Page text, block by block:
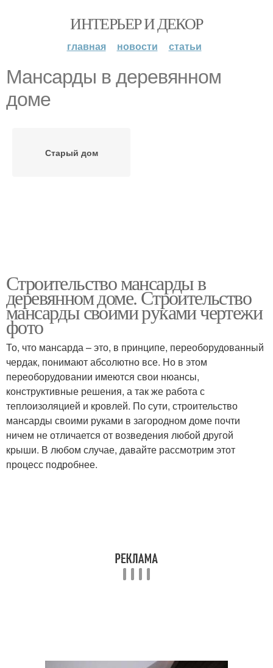
ИНТЕРЬЕР И ДЕКОР
главная новости статьи
Мансарды в деревянном
доме
Старый дом
Строительство мансарды в
деревянном доме. Строительство
мансарды своими руками чертежи
фото
То, что мансарда – это, в принципе, переоборудованный
чердак, понимают абсолютно все. Но в этом
переоборудовании имеются свои нюансы,
конструктивные решения, а так же работа с
теплоизоляцией и кровлей. По сути, строительство
мансарды своими руками в загородном доме почти
ничем не отличается от возведения любой другой
крыши. В любом случае, давайте рассмотрим этот
процесс подробнее.